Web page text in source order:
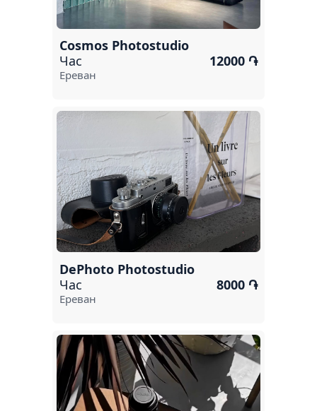
Cosmos Photostudio
Час
12000 ֏
Ереван
DePhoto Photostudio
Час
8000 ֏
Ереван